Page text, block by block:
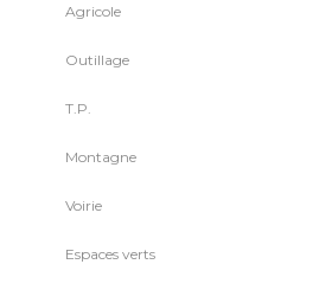
Agricole
Outillage
T.P.
Montagne
Voirie
Espaces verts